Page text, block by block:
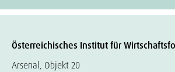
Österreichisches Institut für
Arsenal, Objekt 20